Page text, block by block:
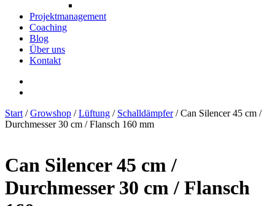
Projektmanagement
Coaching
Blog
Über uns
Kontakt
Start /Growshop /Lüftung / Schalldämpfer/ Can Silencer 45 cm /
Durchmesser 30 cm / Flansch 160 mm
Can Silencer 45 cm /
Durchmesser 30 cm / Flansch